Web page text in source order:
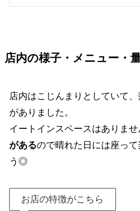
店内の様子・メニュー・
店内はこじんまりとしていて
がありました。
イートインスペースはありませ
があるので晴れた日には座っ
う◎
お店の特徴がこちら